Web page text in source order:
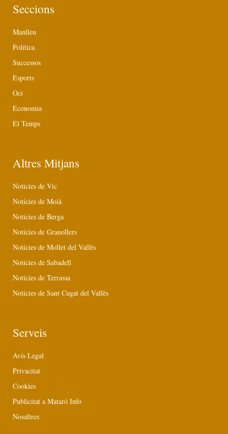
Seccions
Manlleu
Política
Successos
Esports
Oci
Economia
El Temps
Altres Mitjans
Notícies de Vic
Notícies de Moià
Notícies de Berga
Notícies de Granollers
Notícies de Mollet del Vallès
Notícies de Sabadell
Notícies de Terrassa
Notícies de Sant Cugat del Vallès
Serveis
Avís Legal
Privacitat
Cookies
Publicitat a Mataró Info
Nosaltres